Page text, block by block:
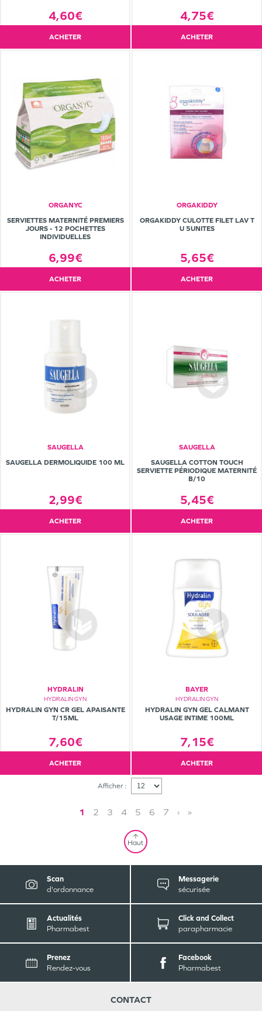
4,60€
ACHETER
4,75€
ACHETER
ORGANYC
SERVIETTES MATERNITÉ PREMIERS
JOURS - 12 POCHETTES
INDIVIDUELLES
6,99€
ACHETER
ORGAKIDDY
ORGAKIDDY CULOTTE FILET LAV T
U 5UNITES
5,65€
ACHETER
SAUGELLA
SAUGELLA DERMOLIQUIDE 100 ML
2,99€
ACHETER
SAUGELLA
SAUGELLA COTTON TOUCH
SERVIETTE PÉRIODIQUE MATERNITÉ
B/10
5,45€
ACHETER
HYDRALIN
HYDRALIN GYN
HYDRALIN GYN CR GEL APAISANTE
T/15ML
7,60€
ACHETER
BAYER
HYDRALIN GYN
HYDRALIN GYN GEL CALMANT
USAGE INTIME 100ML
7,15€
ACHETER
Afficher :
1 2 3 4 5 6 7 › »
Haut
Scan
d'ordonnance
Messagerie
sécurisée
Actualités
Pharmabest
Click and Collect
parapharmacie
Prenez
Rendez-vous
Facebook
Pharmabest
CONTACT